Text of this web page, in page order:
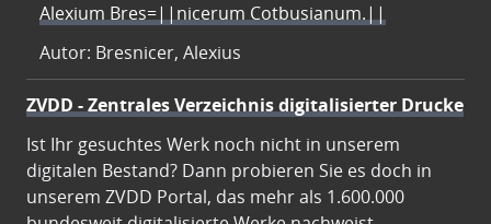
Alexium Bres=||nicerum Cotbusianum.||
Autor: Bresnicer, Alexius
ZVDD - Zentrales Verzeichnis digitalisierter Drucke
Ist Ihr gesuchtes Werk noch nicht in unserem
digitalen Bestand? Dann probieren Sie es doch in
unserem ZVDD Portal, das mehr als 1.600.000